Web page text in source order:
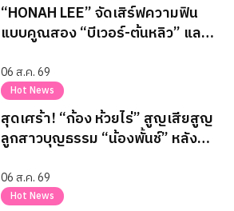
“HONAH LEE” จัดเสิร์ฟความฟิน
แบบคูณสอง “บีเวอร์-ต้นหลิว” และ
ภาพยนตร์ 2 วันเต็ม
06 ส.ค. 69
Hot News
สุดเศร้า! “ก้อง ห้วยไร่” สูญเสียสูญ
ลูกสาวบุญธรรม “น้องพั้นช์” หลัง
06 ส.ค. 69
Hot News